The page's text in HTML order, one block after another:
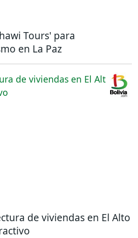
Tours' para
en La Paz
de viviendas en El Alto